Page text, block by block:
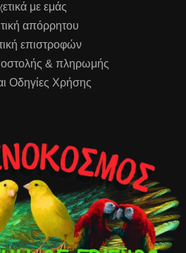
με εμάς
απόρρητου
επιστροφών
& πληρωμής
Οδηγίες Χρήσης